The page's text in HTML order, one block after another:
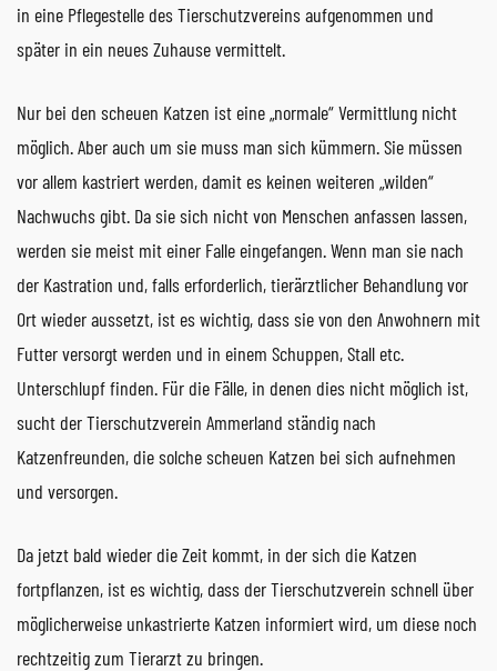
in eine Pflegestelle des Tierschutzvereins aufgenommen und
später in ein neues Zuhause vermittelt.
Nur bei den scheuen Katzen ist eine „normale“ Vermittlung nicht
möglich. Aber auch um sie muss man sich kümmern. Sie müssen
vor allem kastriert werden, damit es keinen weiteren „wilden“
Nachwuchs gibt. Da sie sich nicht von Menschen anfassen lassen,
werden sie meist mit einer Falle eingefangen. Wenn man sie nach
der Kastration und, falls erforderlich, tierärztlicher Behandlung vor
Ort wieder aussetzt, ist es wichtig, dass sie von den Anwohnern mit
Futter versorgt werden und in einem Schuppen, Stall etc.
Unterschlupf finden. Für die Fälle, in denen dies nicht möglich ist,
sucht der Tierschutzverein Ammerland ständig nach
Katzenfreunden, die solche scheuen Katzen bei sich aufnehmen
und versorgen.
Da jetzt bald wieder die Zeit kommt, in der sich die Katzen
fortpflanzen, ist es wichtig, dass der Tierschutzverein schnell über
möglicherweise unkastrierte Katzen informiert wird, um diese noch
rechtzeitig zum Tierarzt zu bringen.